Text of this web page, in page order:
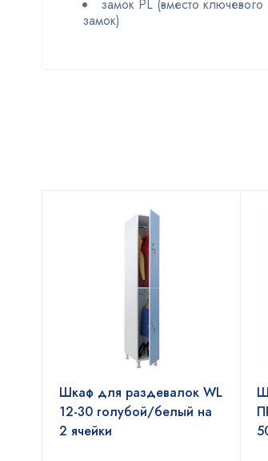
замок PL (вместо
замок)
Шкаф для раздевалок WL
12-30 голубой/белый на
2 ячейки